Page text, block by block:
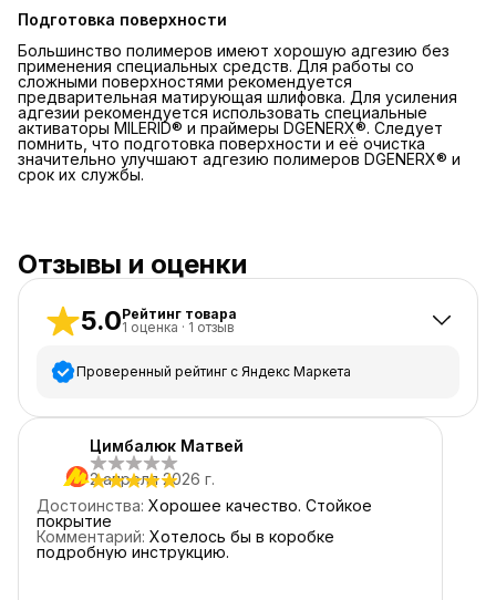
Подготовка поверхности
Большинство полимеров имеют хорошую адгезию без
применения специальных средств. Для работы со
сложными поверхностями рекомендуется
предварительная матирующая шлифовка. Для усиления
адгезии рекомендуется использовать специальные
активаторы MILERID® и праймеры DGENERX®. Следует
помнить, что подготовка поверхности и её очистка
значительно улучшают адгезию полимеров DGENERX® и
срок их службы.
Отзывы и оценки
5.0Рейтинг товара
1 оценка · 1 отзыв
Проверенный рейтинг с Яндекс Маркета
5 звёзд
1
звезды
звезды
2 звезды
1 звезда
Цимбалюк Матвей
2 апреля 2026 г.
Достоинства: Хорошее качество. Стойкое
покрытие
Комментарий: Хотелось бы в коробке
подробную инструкцию.